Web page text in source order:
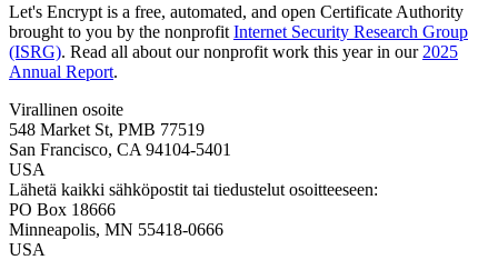
Let's Encrypt is a free, automated, and open Certificate Authority
brought to you by the nonprofit Internet Security Research Group
(ISRG). Read all about our nonprofit work this year in our 2025
Annual Report.
Virallinen osoite
548 Market St, PMB 77519
San Francisco, CA 94104-5401
USA
Lähetä kaikki sähköpostit tai tiedustelut osoitteeseen:
PO Box 18666
Minneapolis, MN 55418-0666
USA